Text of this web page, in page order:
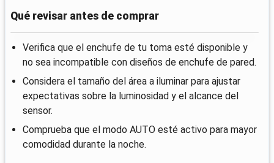
Qué revisar antes de comprar
Verifica que el enchufe de tu toma esté disponible y
no sea incompatible con diseños de enchufe de pared.
Considera el tamaño del área a iluminar para ajustar
expectativas sobre la luminosidad y el alcance del
sensor.
Comprueba que el modo AUTO esté activo para mayor
comodidad durante la noche.